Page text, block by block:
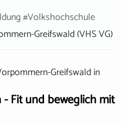
#Volkshochschule
Greifswald (VHS VG)
Greifswaldin
- Fit und beweglich mit